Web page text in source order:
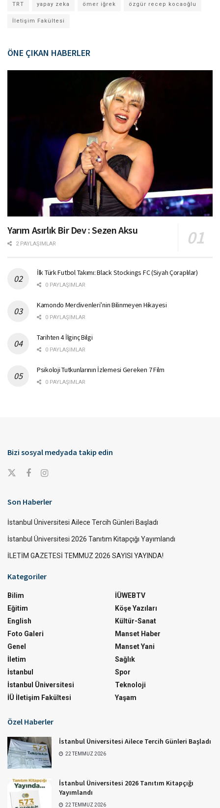
TRT yapay zeka ömer iğrek özgür recep kocaoğlu
İletişim Fakültesi
ÖNE ÇIKAN HABERLER
Yarım Asırlık Bir Dev : Sezen Aksu
2 PAYLAŞIMLAR
İlk Türk Futbol Takımı: Black Stockings FC (Siyah Çoraplılar)
0 PAYLAŞIMLAR
Kamondo Merdivenleri’nin Bilinmeyen Hikayesi
0 PAYLAŞIMLAR
Tarihten 4 İlginç Bilgi
0 PAYLAŞIMLAR
Psikoloji Tutkunlarının İzlemesi Gereken 7 Film
0 PAYLAŞIMLAR
Bizi sosyal medyada takip edin
Son Haberler
İstanbul Üniversitesi Ailece Tercih Günleri Başladı
İstanbul Üniversitesi 2026 Tanıtım Kitapçığı Yayımlandı
İLETİM GAZETESİ TEMMUZ 2026 SAYISI YAYINDA!
Kategoriler
Bilim
Eğitim
English
Foto Galeri
Genel
İletim
İstanbul
İstanbul Üniversitesi
İÜ İletişim Fakültesi
İÜWEBTV
Köşe Yazıları
Kültür-Sanat
Manset Haber
Manset Yani
Sağlık
Spor
Teknoloji
Yaşam
Özel Haberler
İstanbul Üniversitesi Ailece Tercih Günleri Başladı
22 TEMMUZ 2026
İstanbul Üniversitesi 2026 Tanıtım Kitapçığı
Yayımlandı
22 TEMMUZ 2026